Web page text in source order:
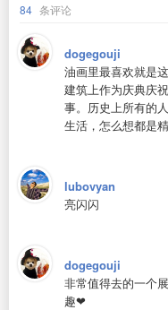
84 条评论
dogegouji
油画里最喜欢就是
建筑上作为庆典庆
事。历史上所有的
生活，怎么想都是精
lubovyan
亮闪闪
dogegouji
非常值得去的一个
趣❤️